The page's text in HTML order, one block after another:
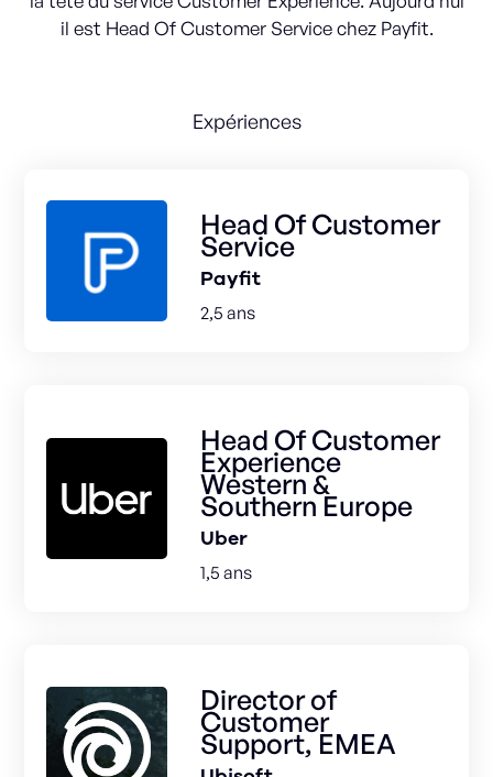
il est Head Of Customer Service chez Payfit.
Expériences
Head Of Customer
Service
Payfit
2,5 ans
Head Of Customer
Experience
Western &
Southern Europe
Uber
1,5 ans
Director of
Customer
Support, EMEA